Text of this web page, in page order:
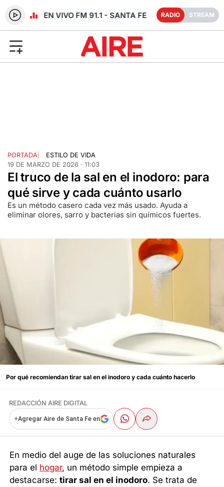
RADIO EN VIVO FM 91.1 - SANTA FE RADIO STREAM
PORTADA
ESTILO DE VIDA
19 DE MARZO DE 2026 · 11:03
El truco de la sal en el inodoro: para
qué sirve y cada cuánto usarlo
Es un método casero cada vez más usado. Ayuda a
eliminar olores, sarro y bacterias sin químicos fuertes.
Por qué recomiendan tirar sal en el inodoro y cada cuánto hacerlo
REDACCIÓN AIRE DIGITAL
+Agregar Aire de Santa Fe en
En medio del auge de las soluciones naturales
para el hogar, un método simple empieza a
destacarse:tirar sal en el inodoro. Se trata de